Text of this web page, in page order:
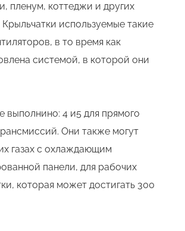
пленум, коттеджи и других
используемые такие
в то время как
системой, в которой они
выполнино: 4 и5 для прямого
Они также могут
газах с охлаждающим
панели, для рабочих
которая может достигать 300